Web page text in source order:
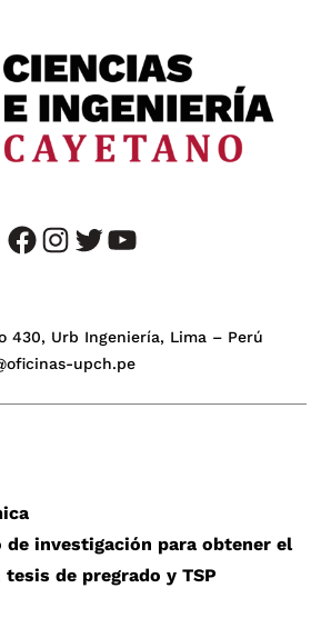
facebook instagram twitter YouTube
430, Urb Ingeniería, Lima – Perú
upch.pe
de investigación para obtener el
de pregrado y TSP